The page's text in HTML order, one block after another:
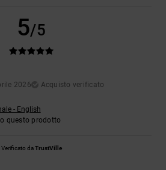
5/5
2026
Acquisto verificato
- English
questo prodotto
Verificato daTrustVille